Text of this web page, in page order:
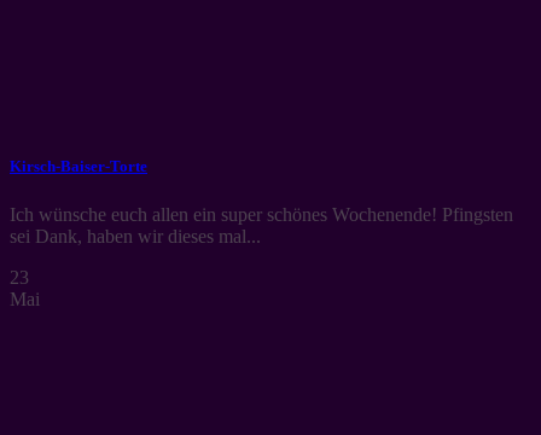
Kirsch-Baiser-Torte
Ich wünsche euch allen ein super schönes Wochenende! Pfingsten
sei Dank, haben wir dieses mal...
23
Mai